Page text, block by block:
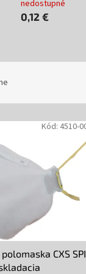
nedostupné
0,12 €
CXS
Kód: 4510-